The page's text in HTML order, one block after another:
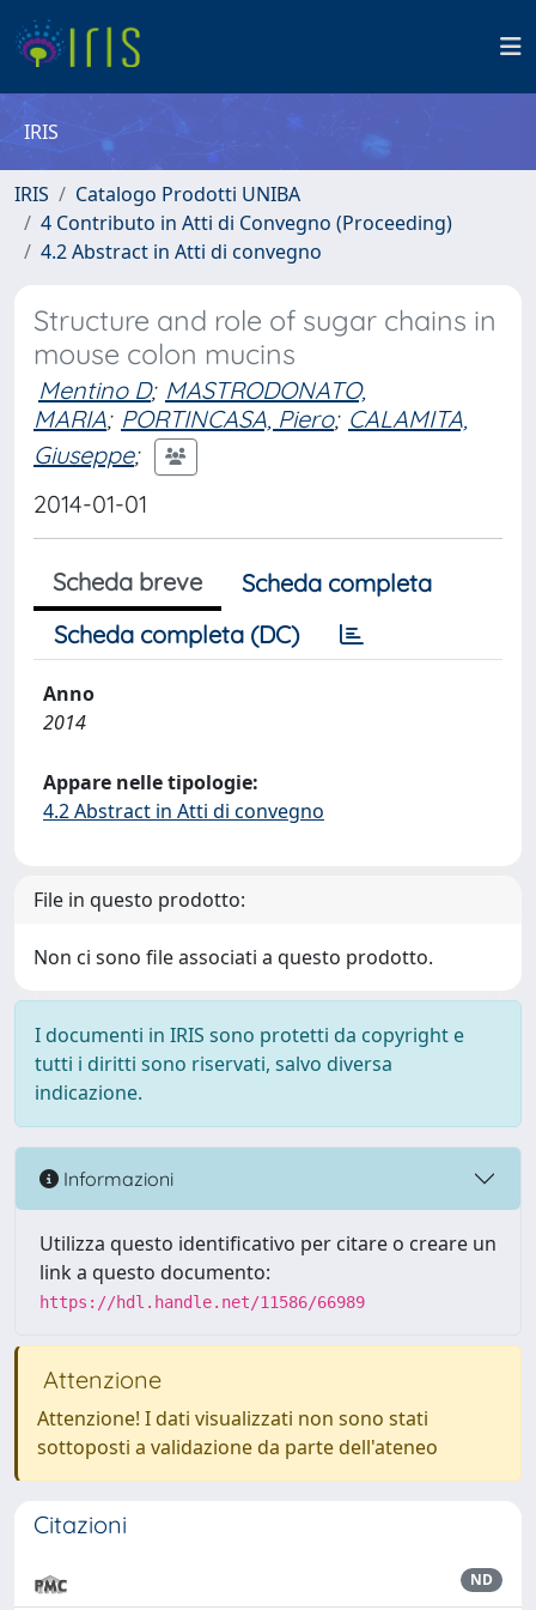
IRIS
IRIS
Catalogo Prodotti UNIBA
4 Contributo in Atti di Convegno (Proceeding)
4.2 Abstract in Atti di convegno
Structure and role of sugar chains in
mouse colon mucins
Mentino D; MASTRODONATO,
MARIA; PORTINCASA, Piero; CALAMITA,
Giuseppe;
2014-01-01
Scheda breve
Scheda completa
Scheda completa (DC)
Anno
2014
Appare nelle tipologie:
4.2 Abstract in Atti di convegno
File in questo prodotto:
Non ci sono file associati a questo prodotto.
I documenti in IRIS sono protetti da copyright e
tutti i diritti sono riservati, salvo diversa
indicazione.
Informazioni
Utilizza questo identificativo per citare o creare un
link a questo documento:
https://hdl.handle.net/11586/66989
Attenzione
Attenzione! I dati visualizzati non sono stati
sottoposti a validazione da parte dell'ateneo
Citazioni
ND